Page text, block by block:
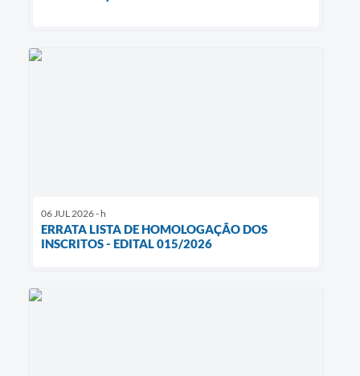
06 JUL 2026 - h
ERRATA LISTA DE HOMOLOGAÇÃO DOS
INSCRITOS - EDITAL 015/2026